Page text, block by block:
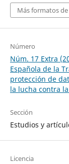
Más formatos
Número
Núm. 17 Extra
Española de la
protección de
la lucha contra
Sección
Estudios y
Licencia